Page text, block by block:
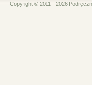
Copyright © 2011 - 2026